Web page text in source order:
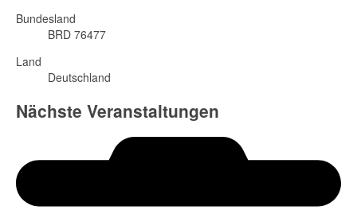
Bundesland
BRD 76477
Land
Deutschland
Nächste Veranstaltungen